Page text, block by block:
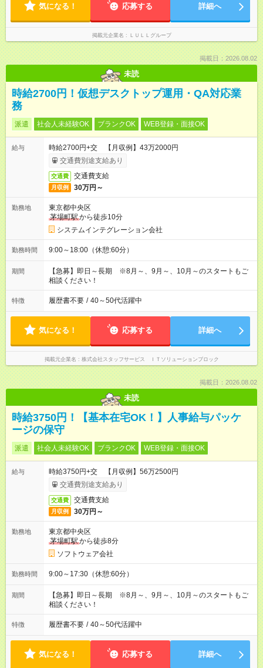
中途採用（契約社員） 給与：月給 230,000円以上 上記額にはみ
なし残業代を含みます。※超過分は全額支給いたします。 みな
別途支給いたします ※研修期間中（最大12ヶ月間）も、試用期
気になる！ 応募する 詳細へ
掲載元企業名 ＬＵＬＬグループ
掲載日：2026.08.02
未読
時給2700円！仮想デスクトップ運用・QA対応業
務
派遣 社会人未経験OK ブランクOK WEB登録・面接OK
給与
時給2700円+交 【月収例】43万2000円
交通費別途支給あり
交通費 交通費支給
月収例 30万円～
勤務地
東京都中央区
茅場町駅から徒歩10分
システムインテグレーション会社
勤務時間 9:00～18:00（休憩:60分）
期間
【急募】即日～長期 ※8月～、9月～、10月～のスタートもご
相談ください！
特徴 履歴書不要 / 40～50代活躍中
気になる！ 応募する 詳細へ
掲載元企業名 株式会社スタッフサービス ＩＴソリューションブロック
掲載日：2026.08.02
未読
時給3750円！【基本在宅OK！】人事給与パッケ
ージの保守
派遣 社会人未経験OK ブランクOK WEB登録・面接OK
給与
時給3750円+交 【月収例】56万2500円
交通費別途支給あり
交通費 交通費支給
月収例 30万円～
勤務地
東京都中央区
茅場町駅から徒歩8分
ソフトウェア会社
勤務時間 9:00～17:30（休憩:60分）
期間
【急募】即日～長期 ※8月～、9月～、10月～のスタートもご
相談ください！
特徴 履歴書不要 / 40～50代活躍中
気になる！ 応募する 詳細へ